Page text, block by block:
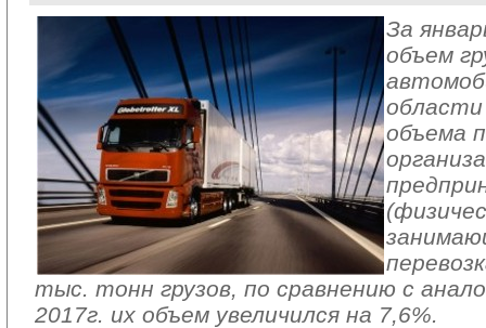
За
объем
объема
тыс. тонн грузов, по сравнению с
2017г. их объем увеличился на 7,6%.